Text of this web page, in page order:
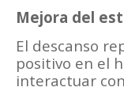
Mejora del
El descanso
positivo en el
interactuar